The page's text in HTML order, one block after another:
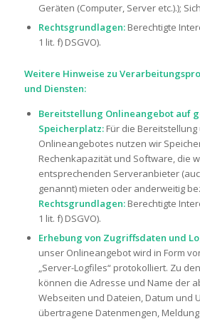
Geräten (Computer, Server etc.).);
Rechtsgrundlagen:Berechtigte
1 lit. f) DSGVO).
Weitere Hinweise zu
und Diensten:
Bereitstellung Onlineangebot auf
Speicherplatz: Für die
Onlineangebotes nutzen wir
Rechenkapazität und Software, die
entsprechenden Serveranbieter
genannt) mieten oder anderweitig
Rechtsgrundlagen:Berechtigte
1 lit. f) DSGVO).
Erhebung von Zugriffsdaten und
unser Onlineangebot wird in Form
„Server-Logfiles“ protokolliert. Zu
können die Adresse und Name der
Webseiten und Dateien, Datum und
übertragene Datenmengen,